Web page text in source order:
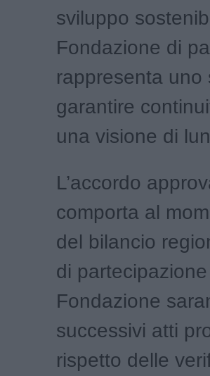
sviluppo
Fondazione di
rappresenta uno
garantire
una visione di
L’accordo
comporta al
del bilancio
di
Fondazione
successivi atti
rispetto delle